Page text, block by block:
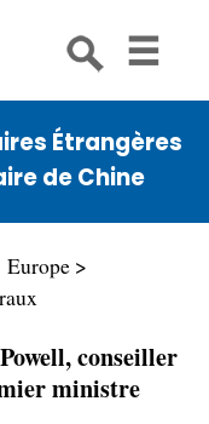
Étrangères
de Chine
Europe
conseiller
ministre